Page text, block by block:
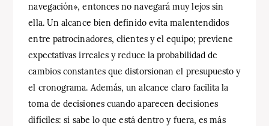
navegación», entonces no navegará muy lejos sin
ella. Un alcance bien definido evita malentendidos
entre patrocinadores, clientes y el equipo; previene
expectativas irreales y reduce la probabilidad de
cambios constantes que distorsionan el presupuesto y
el cronograma. Además, un alcance claro facilita la
toma de decisiones cuando aparecen decisiones
difíciles: si sabe lo que está dentro y fuera, es más